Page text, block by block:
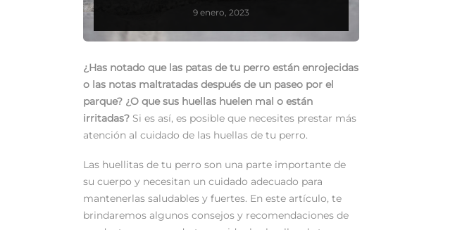
9 enero, 2023
¿Has notado que las patas de tu perro están enrojecidas
o las notas maltratadas después de un paseo por el
parque? ¿O que sus huellas huelen mal o están
irritadas? Si es así, es posible que necesites prestar más
atención al cuidado de las huellas de tu perro.
Las huellitas de tu perro son una parte importante de
su cuerpo y necesitan un cuidado adecuado para
mantenerlas saludables y fuertes. En este artículo, te
brindaremos algunos consejos y recomendaciones de